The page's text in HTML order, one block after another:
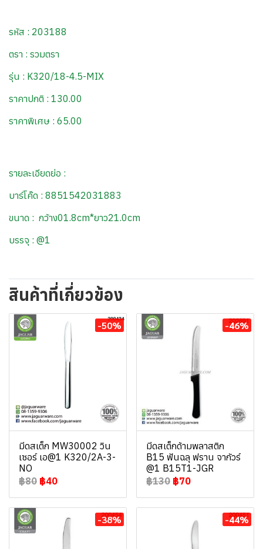
รหัส : 203188
ตรา : รวมตรา
รุ่น : K320/18-4.5-MIX
ราคาปกติ : 130.00
ราคาพิเศษ : 65.00
รายละเอียดย่อ :
บาร์โค๊ด : 8851542031883
ขนาด : กว้าง01.8cm*ยาว21.0cm
บรรจุ : @1
สินค้าที่เกี่ยวข้อง
-50%
มีดสเต็ก MW30002 วิน
เซอร์ เอ@1 K320/2A-3-
NO
฿80 ฿40
-46%
มีดสเต็กด้ามพลาสติก
B15 ฟันฉลุ ฟราน จากัวร์
@1 B15T1-JGR
฿130 ฿70
-38% -44%